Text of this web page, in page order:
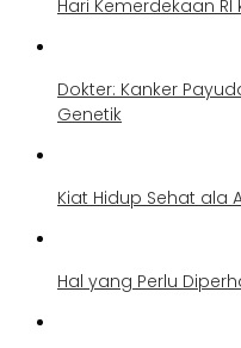
Hari Kemerdekaan RI
Dokter: Kanker
Genetik
Kiat Hidup Sehat ala
Hal yang Perlu